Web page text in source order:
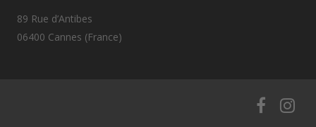
89 Rue d’Antibes
06400 Cannes (France)